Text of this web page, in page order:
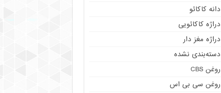
دانه کاکائو
دراژه کاکائویی
دراژه مغز دار
دسته‌بندی نشده
روغن CBS
روغن سی بی اس